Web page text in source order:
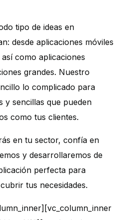
tipo de ideas en
desde aplicaciones móviles
como aplicaciones
grandes. Nuestro
lo complicado para
y sencillas que pueden
como tus clientes.
en tu sector, confía en
y desarrollaremos de
perfecta para
tus necesidades.